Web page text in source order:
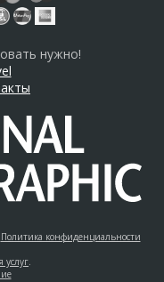
нужно!
Политика конфиденциальности
услуг.